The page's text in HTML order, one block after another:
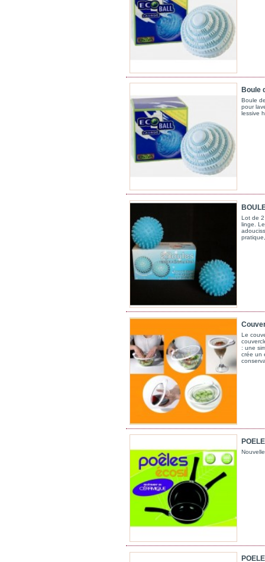
Boule
Boule
pour
lessive
Lot de
linge.
Le
: une
crée un
Nouvelle